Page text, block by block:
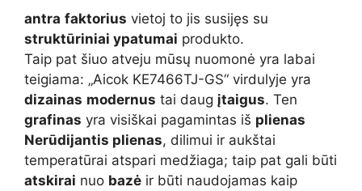
antra faktorius vietoj to jis susijęs su
struktūriniai ypatumai produkto.
Taip pat šiuo atveju mūsų nuomonė yra labai
teigiama: „Aicok KE7466TJ-GS“ virdulyje yra
dizainas modernus tai daug įtaigus. Ten
grafinas yra visiškai pagamintas iš plienas
Nerūdijantis plienas, dilimui ir aukštai
temperatūrai atspari medžiaga; taip pat gali būti
atskirai nuo bazė ir būti naudojamas kaip